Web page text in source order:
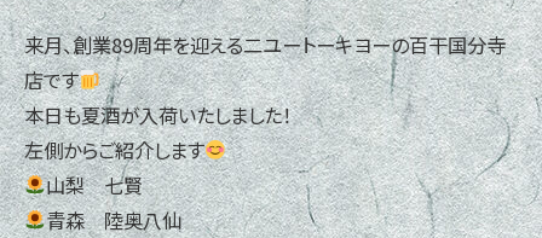
来月、創業89周年を迎える二ユートーキヨーの百干国分寺
店です
本日も夏酒が入荷いたしました！
左側からご紹介します
山梨 七賢
青森 陸奥八仙